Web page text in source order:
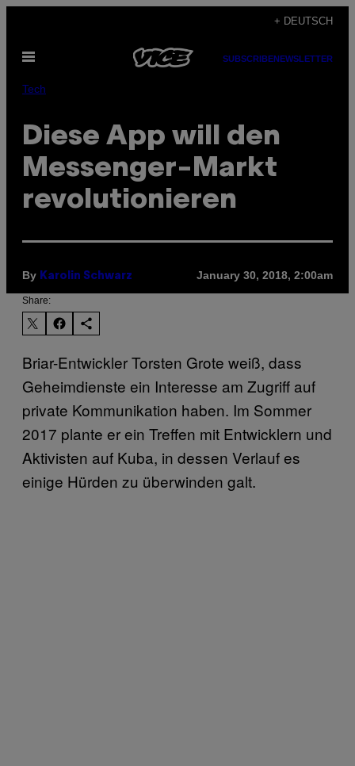
content
+ DEUTSCH
Open
SUBSCRIBENEWSLETTER
Tech
Diese App will den
Messenger-Markt
revolutionieren
By Karolin Schwarz January 30, 2018, 2:00am
Share:
Briar-Entwickler Torsten Grote weiß, dass
Geheimdienste ein Interesse am Zugriff auf
private Kommunikation haben. Im Sommer
2017 plante er ein Treffen mit Entwicklern und
Aktivisten auf Kuba, in dessen Verlauf es
einige Hürden zu überwinden galt.